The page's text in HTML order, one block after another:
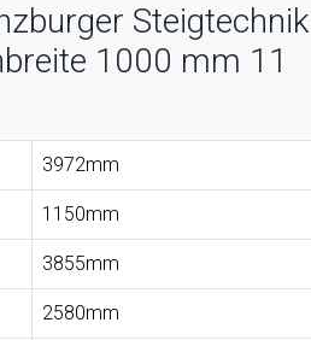
Steigtechnik
1000 mm 11
3972mm
1150mm
3855mm
2580mm